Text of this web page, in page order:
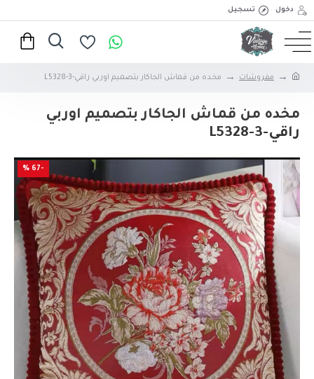
دخول تسجيل
مفروشات مخده من قماش الجاكار بتصميم اوربي راقي-3-L5328
مخده من قماش الجاكار بتصميم اوربي
راقي-3-L5328
-67 %